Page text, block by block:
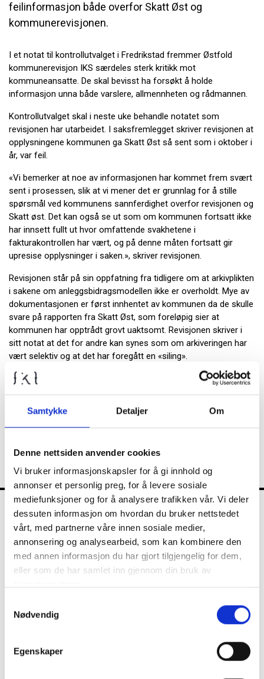
Samtykke Detaljer Om
Denne nettsiden anvender cookies
Vi bruker informasjonskapsler for å gi innhold og
annonser et personlig preg, for å levere sosiale
mediefunksjoner og for å analysere trafikken vår. Vi deler
dessuten informasjon om hvordan du bruker nettstedet
vårt, med partnerne våre innen sosiale medier,
annonsering og analysearbeid, som kan kombinere den
med annen informasjon du har gjort tilgjengelig for dem,
eller som de har samlet inn gjennom din bruk av
Nødvendig
Egenskaper
feilinformasjon både overfor Skatt Øst og
kommunerevisjonen.
I et notat til kontrollutvalget i Fredrikstad fremmer Østfold
kommunerevisjon IKS særdeles sterk kritikk mot
kommuneansatte. De skal bevisst ha forsøkt å holde
informasjon unna både varslere, allmennheten og rådmannen.
Kontrollutvalget skal i neste uke behandle notatet som
revisjonen har utarbeidet. I saksfremlegget skriver revisjonen at
opplysningene kommunen ga Skatt Øst så sent som i oktober i
år, var feil.
«Vi bemerker at noe av informasjonen har kommet frem svært
sent i prosessen, slik at vi mener det er grunnlag for å stille
spørsmål ved kommunens sannferdighet overfor revisjonen og
Skatt øst. Det kan også se ut som om kommunen fortsatt ikke
har innsett fullt ut hvor omfattende svakhetene i
fakturakontrollen har vært, og på denne måten fortsatt gir
upresise opplysninger i saken.», skriver revisjonen.
Revisjonen står på sin oppfatning fra tidligere om at arkivplikten
i sakene om anleggsbidragsmodellen ikke er overholdt. Mye av
dokumentasjonen er først innhentet av kommunen da de skulle
svare på rapporten fra Skatt Øst, som foreløpig sier at
kommunen har opptrådt grovt uaktsomt. Revisjonen skriver i
sitt notat at det for andre kan synes som om arkiveringen har
vært selektiv og at det har foregått en «siling».
Rådmannen mener han ikke kan si at det har vært en bevisst og
advokatnotat bevisst kan ha vært forsøkt holdt unna ham.
FKT
Kontrollutvalget
Diverse